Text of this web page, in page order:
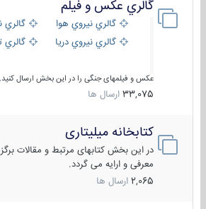
گالري عكس و فيلم
گالري نيروي هوايي
گالري
گالري نيروي دريايي
گالري
عکس و فیلمهای جنگی را در این بخش ارسال کنید.
33,075 ارسال ها
کتابخانه میلیتاری
در این بخش کتابهای مرتبط و مقالات
معرفی و ارایه می گردد.
2,065 ارسال ها